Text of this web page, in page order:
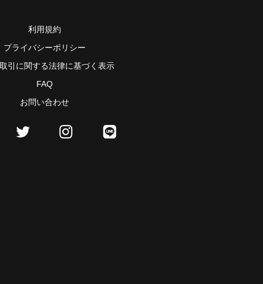
利用規約
プライバシーポリシー
引に関する法律に基づく表示
FAQ
お問い合わせ